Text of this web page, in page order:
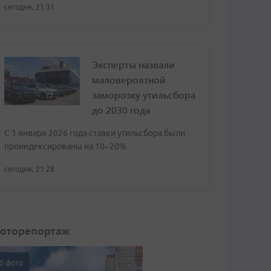
сегодня, 21:31
Эксперты назвали
маловероятной
заморозку утильсбора
до 2030 года
С 1 января 2026 года ставки утильсбора были
проиндексированы на 10–20%
сегодня, 21:28
фото